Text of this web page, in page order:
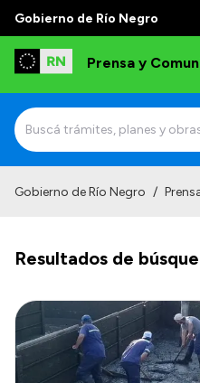
Gobierno de Río Negro
Prensa y
Autoridades
Referentes de prensa
Archivo de noticias
Gobierno de Río Negro /
Resultados de